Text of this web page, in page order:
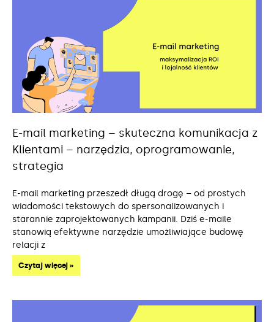
E-mail marketing – skuteczna komunikacja z
Klientami – narzędzia, oprogramowanie,
strategia
E-mail marketing przeszedł długą drogę – od prostych
wiadomości tekstowych do spersonalizowanych i
starannie zaprojektowanych kampanii. Dziś e-maile
stanowią efektywne narzędzie umożliwiające budowę
relacji z
Czytaj więcej »